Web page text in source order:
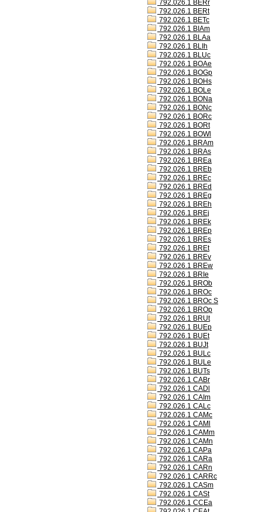
792.026.1 BERr
792.026.1 BERt
792.026.1 BETc
792.026.1 BIAm
792.026.1 BLAa
792.026.1 BLIh
792.026.1 BLUc
792.026.1 BOAe
792.026.1 BOGp
792.026.1 BOHs
792.026.1 BOLe
792.026.1 BONa
792.026.1 BONc
792.026.1 BORc
792.026.1 BORt
792.026.1 BOWl
792.026.1 BRAm
792.026.1 BRAs
792.026.1 BREa
792.026.1 BREb
792.026.1 BREc
792.026.1 BREd
792.026.1 BREg
792.026.1 BREh
792.026.1 BREj
792.026.1 BREk
792.026.1 BREp
792.026.1 BREs
792.026.1 BREt
792.026.1 BREv
792.026.1 BREw
792.026.1 BRIe
792.026.1 BROb
792.026.1 BROc
792.026.1 BROc S
792.026.1 BROp
792.026.1 BRUt
792.026.1 BUEp
792.026.1 BUEt
792.026.1 BUJt
792.026.1 BULc
792.026.1 BULe
792.026.1 BUTs
792.026.1 CABr
792.026.1 CADl
792.026.1 CAIm
792.026.1 CALc
792.026.1 CAMc
792.026.1 CAMl
792.026.1 CAMm
792.026.1 CAMn
792.026.1 CAPa
792.026.1 CARa
792.026.1 CARn
792.026.1 CARRc
792.026.1 CASm
792.026.1 CASt
792.026.1 CCEa